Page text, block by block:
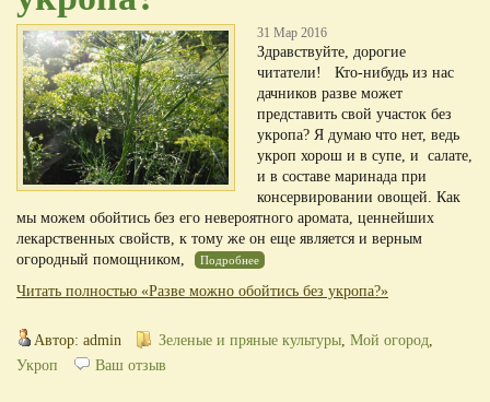
31 Мар 2016
Здравствуйте, дорогие
читатели! Кто-нибудь из нас
дачников разве может
представить свой участок без
укропа? Я думаю что нет, ведь
укроп хорош и в супе, и салате,
и в составе маринада при
консервировании овощей. Как
мы можем обойтись без его невероятного аромата, ценнейших
лекарственных свойств, к тому же он еще является и верным
огородный помощником,
Подробнее
Читать полностью «Разве можно обойтись без укропа?»
Автор: admin Зеленые и пряные культуры, Мой огород,
Укроп
Ваш отзыв